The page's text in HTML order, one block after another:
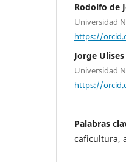
Rodolfo de
Universidad
https://
Jorge
Universidad
https://
Palabras
caficultura,